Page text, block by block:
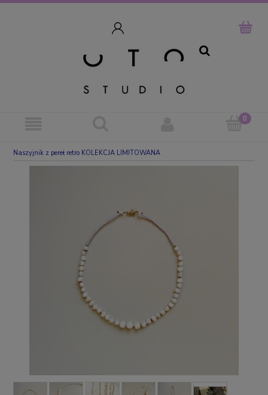
Naszyjnik z pereł retro KOLEKCJA LIMITOWANA